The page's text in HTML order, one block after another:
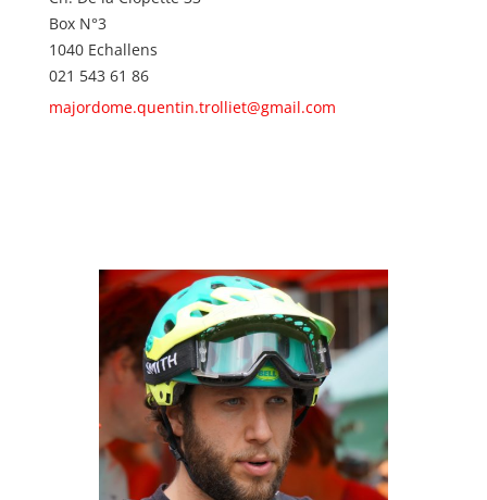
Box N°3
1040 Echallens
021 543 61 86
majordome.quentin.trolliet@gmail.com